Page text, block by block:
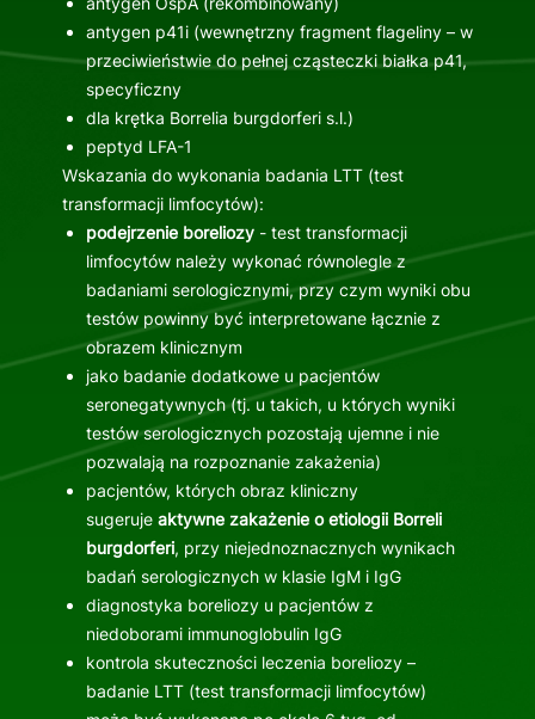
antygen p41i (wewnętrzny fragment flageliny – w
przeciwieństwie do pełnej cząsteczki białka p41,
specyficzny
dla krętka Borrelia burgdorferi s.l.)
peptyd LFA-1
Wskazania do wykonania badania LTT (test
transformacji limfocytów):
podejrzenie boreliozy- test transformacji
limfocytów należy wykonać równolegle z
badaniami serologicznymi, przy czym wyniki obu
testów powinny być interpretowane łącznie z
obrazem klinicznym
jako badanie dodatkowe u pacjentów
seronegatywnych (tj. u takich, u których wyniki
testów serologicznych pozostają ujemne i nie
pozwalają na rozpoznanie zakażenia)
pacjentów, których obraz kliniczny
sugeruje aktywne zakażenie o etiologii Borreli
burgdorferi, przy niejednoznacznych wynikach
badań serologicznych w klasie IgM i IgG
diagnostyka boreliozy u pacjentów z
niedoborami immunoglobulin IgG
kontrola skuteczności leczenia boreliozy –
badanie LTT (test transformacji limfocytów)